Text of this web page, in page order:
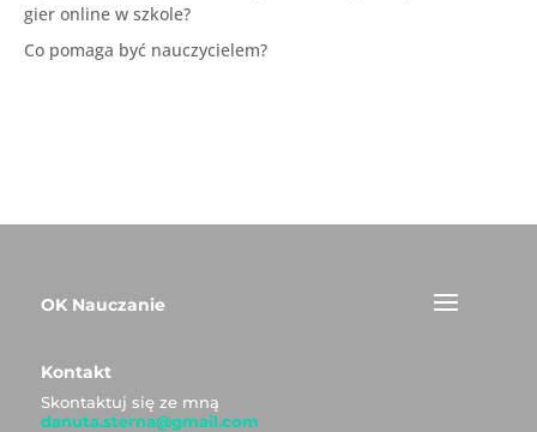
gier online w szkole?
Co pomaga być nauczycielem?
OK Nauczanie
Kontakt
Skontaktuj się ze mną
danuta.sterna@gmail.com